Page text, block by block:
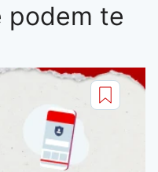
podem te